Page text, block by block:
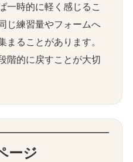
一時的に軽く感じるこ
じ練習量やフォームへ
まることがあります。
階的に戻すことが大切
ージ